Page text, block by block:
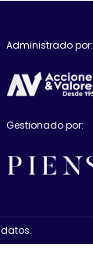
Administrado por:
Gestionado por: